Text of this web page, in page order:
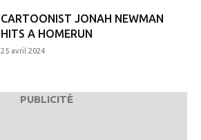
CARTOONIST JONAH NEWMAN
HITS A HOMERUN
25 avril 2024
PUBLICITÉ